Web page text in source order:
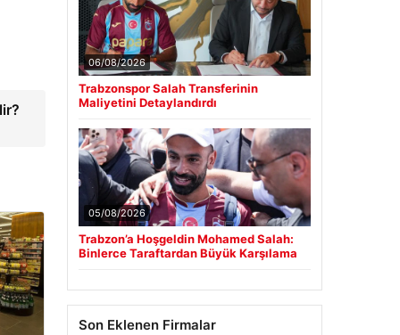
06/08/2026
Trabzonspor Salah Transferinin
Maliyetini Detaylandırdı
05/08/2026
Trabzon’a Hoşgeldin Mohamed Salah:
Binlerce Taraftardan Büyük Karşılama
Son Eklenen Firmalar